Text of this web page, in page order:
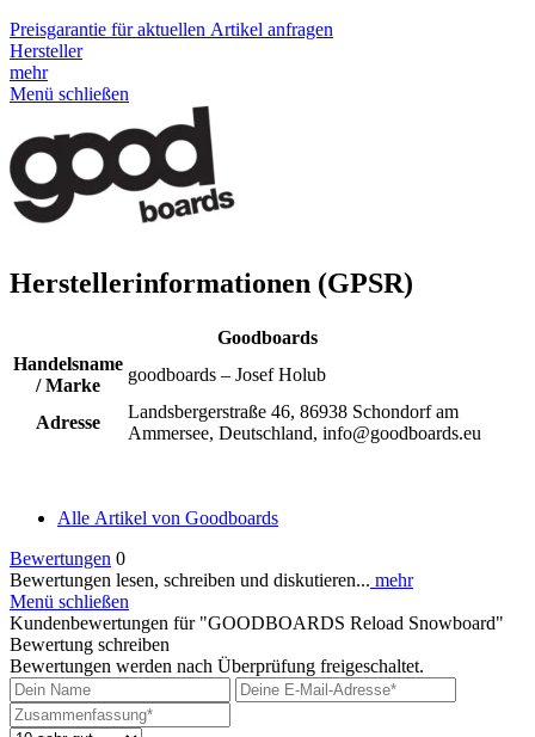
Preisgarantie für aktuellen Artikel anfragen
Hersteller
mehr
Menü schließen
Herstellerinformationen (GPSR)
Goodboards
Handelsname
/ Marke
goodboards – Josef Holub
Adresse
Landsbergerstraße 46, 86938 Schondorf am
Ammersee, Deutschland, info@goodboards.eu
Alle Artikel von Goodboards
Bewertungen 0
Bewertungen lesen, schreiben und diskutieren... mehr
Menü schließen
Kundenbewertungen für "GOODBOARDS Reload Snowboard"
Bewertung schreiben
Bewertungen werden nach Überprüfung freigeschaltet.